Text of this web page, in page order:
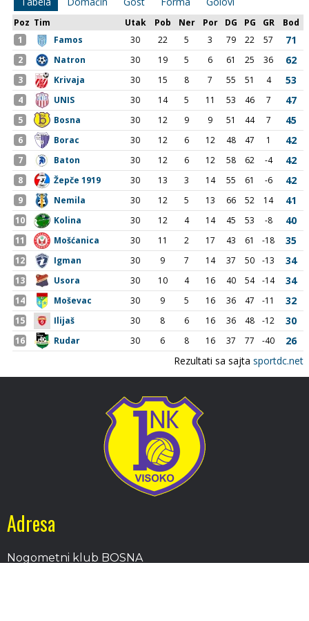
Adresa
Nogometni klub BOSNA